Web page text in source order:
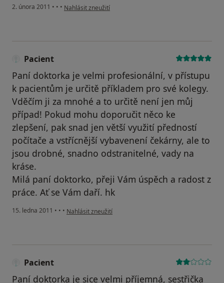
2. února 2011 • • • podle názoru uživatele Pacient
Nahlásit zneužití
Pacient
Paní doktorka je velmi profesionální, v přístupu
k pacientům je určitě příkladem pro své kolegy.
Vděčím ji za mnohé a to určitě není jen můj
případ! Pokud mohu doporučit něco ke
zlepšení, pak snad jen větší využití předností
počítače a vstřícnější vybavenení čekárny, ale to
jsou drobné, snadno odstranitelné, vady na
kráse.
Milá paní doktorko, přeji Vám úspěch a radost z
práce. Ať se Vám daří. hk
15. ledna 2011 • • • podle názoru uživatele Pacient
Nahlásit zneužití
Pacient
Paní doktorka je sice velmi příjemná, sestřička